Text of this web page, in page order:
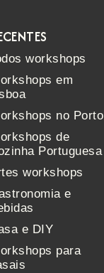
workshops
em
no Porto
de
Portuguesa
workshops
e
e DIY
para